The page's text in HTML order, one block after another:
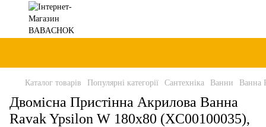
Каталог товарів Популярні категорії Сантехніка Ванни Ванна
Двомісна Пристінна Акрилова Ванна
Ravak Ypsilon W 180x80 (XC00100035),